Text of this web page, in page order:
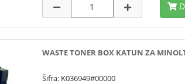
WASTE TONER BOX KATUN ZA
Šifra: K036949#00000